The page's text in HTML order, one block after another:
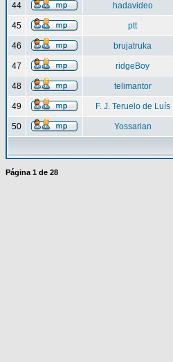
44 hadavideo
45 ptt
46 brujatruka
47 ridgeBoy
48 telimantor
49 F. J. Teruelo de Luís
50 Yossarian
Página 1 de 28